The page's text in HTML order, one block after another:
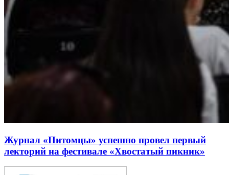
Журнал «Питомцы» успешно провел первый
лекторий на фестивале «Хвостатый пикник»